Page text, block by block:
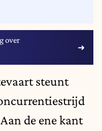
over
steunt
de ene kant